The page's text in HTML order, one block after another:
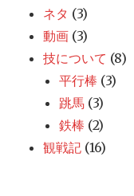
ネタ (3)
動画 (3)
技について (8)
平行棒 (3)
跳馬 (3)
鉄棒 (2)
観戦記 (16)